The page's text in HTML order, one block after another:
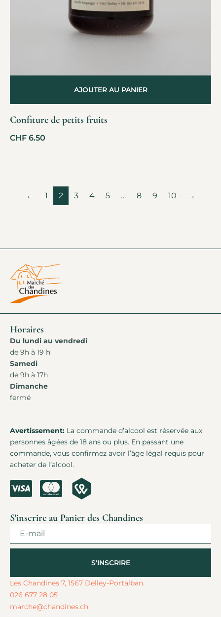
Confiture de petits fruits
CHF 6.50
AJOUTER AU PANIER
← 1 2 3 4 5 … 8 9 10 →
Horaires
Du lundi au vendredi
de 9h à 19 h
Samedi
de 9h à 17h
Dimanche
fermé
Avertissement: La commande d’alcool est réservée aux
personnes âgées de 18 ans ou plus. En passant une
commande, vous confirmez avoir l’âge légal requis pour
acheter de l’alcool.
S'inscrire au Panier des Chandines
S'INSCRIRE
Alternative:
Les Chandines 7, 1567 Delley-Portalban.
026 677 28 05
marche@chandines.ch